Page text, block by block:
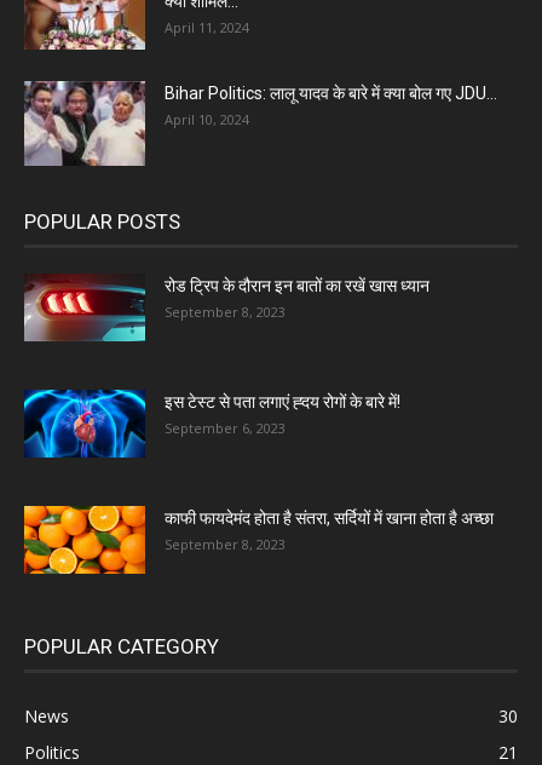
April 11, 2024
Bihar Politics: लालू यादव के बारे में क्या बोल गए JDU...
April 10, 2024
POPULAR POSTS
रोड ट्रिप के दौरान इन बातों का रखें खास ध्यान
September 8, 2023
इस टेस्ट से पता लगाएं ह्दय रोगों के बारे में!
September 6, 2023
काफी फायदेमंद होता है संतरा, सर्दियों में खाना होता है अच्छा
September 8, 2023
POPULAR CATEGORY
News
30
Politics
21